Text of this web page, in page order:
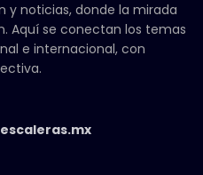
y noticias, donde la mirada
Aquí se conectan los temas
e internacional, con